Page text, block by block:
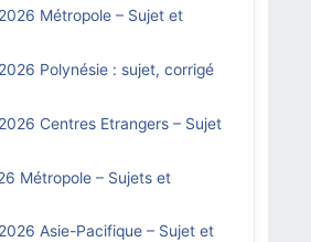
Métropole – Sujet et
Polynésie : sujet, corrigé
Centres Etrangers – Sujet
Métropole – Sujets et
Asie-Pacifique – Sujet et